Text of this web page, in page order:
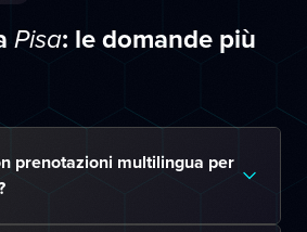
Pisa: le domande più
prenotazioni multilingua per